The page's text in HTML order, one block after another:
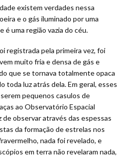
existem verdades nessa
e o gás iluminado por uma
é uma região vazia do céu.
registrada pela primeira vez, foi
muito fria e densa de gás e
que se tornava totalmente opaca
toda luz atrás dela. Em geral, esses
pequenos casulos de
ao Observatório Espacial
de observar através das espessas
da formação de estrelas nos
nada foi revelado, e
em terra não revelaram nada,